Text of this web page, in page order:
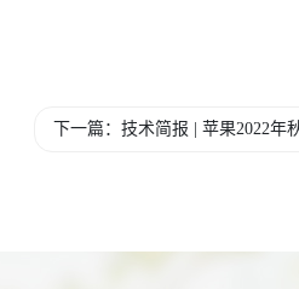
下一篇：技术简报 | 苹果2022年